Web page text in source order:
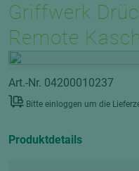
Griffwerk
Remote
Art.-Nr. 04200010237
Bitte einloggen um die
Produktdetails